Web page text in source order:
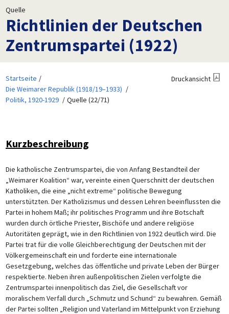
Quelle
Richtlinien der Deutschen
Zentrumspartei (1922)
Startseite
Die Weimarer Republik (1918/19–1933)
Politik, 1920-1929
Quelle (22/71)
Druckansicht
Kurzbeschreibung
Die katholische Zentrumspartei, die von Anfang Bestandteil der
„Weimarer Koalition“ war, vereinte einen Querschnitt der deutschen
Katholiken, die eine „nicht extreme“ politische Bewegung
unterstützten. Der Katholizismus und dessen Lehren beeinflussten die
Partei in hohem Maß; ihr politisches Programm und ihre Botschaft
wurden durch örtliche Priester, Bischöfe und andere religiöse
Autoritäten geprägt, wie in den Richtlinien von 1922 deutlich wird. Die
Partei trat für die volle Gleichberechtigung der Deutschen mit der
Völkergemeinschaft ein und forderte eine internationale
Gesetzgebung, welches das öffentliche und private Leben der Bürger
respektierte. Neben ihren außenpolitischen Zielen verfolgte die
Zentrumspartei innenpolitisch das Ziel, die Gesellschaft vor
moralischem Verfall durch „Schmutz und Schund“ zu bewahren. Gemäß
der Partei sollten „Religion und Vaterland im Mittelpunkt von Erziehung